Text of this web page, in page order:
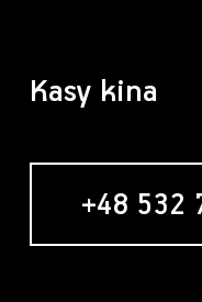
Kasy kina
+48 532